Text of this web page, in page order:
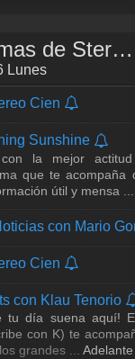
y
...Adelante
con la voz de
Cien en una sola
en
con Klau Tenorio
tu día suena aquí!
con K te
mejor groove de
más vi...Adelante
Programas de Stereo Cien
Lunes
Cien
Sunshine
la mejor
que te acompaña
útil y mensa
con Mario
Cien
con Klau Tenorio
tu día suena aquí!
con K) te
grandes ...